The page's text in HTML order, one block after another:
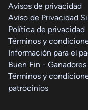
Avisos de privacidad
Aviso de Privacidad
Política de privacidad
Términos y
Información para el
Buen Fin - Ganadores
Términos y
patrocinios